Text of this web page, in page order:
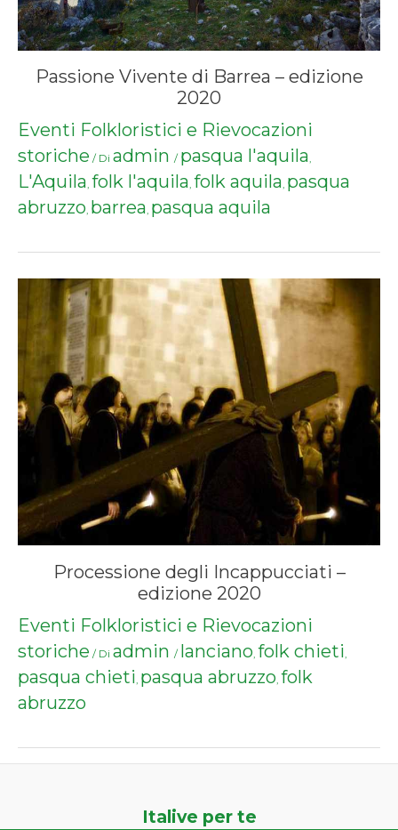
Passione Vivente di Barrea – edizione
2020
Eventi Folkloristici e Rievocazioni
storiche / Di admin / pasqua l'aquila,
L'Aquila, folk l'aquila, folk aquila, pasqua
abruzzo, barrea, pasqua aquila
Processione degli Incappucciati –
edizione 2020
Eventi Folkloristici e Rievocazioni
storiche / Di admin / lanciano, folk chieti,
pasqua chieti, pasqua abruzzo, folk
abruzzo
Italive per te